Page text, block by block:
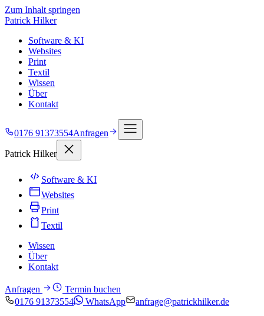
Zum Inhalt springen
Patrick Hilker
Software & KI
Websites
Print
Textil
Wissen
Über
Kontakt
0176 91373554Anfragen
Patrick Hilker
Software & KI
Websites
Print
Textil
Wissen
Über
Kontakt
Anfragen
Termin buchen
0176 91373554
WhatsApp
anfrage@patrickhilker.de